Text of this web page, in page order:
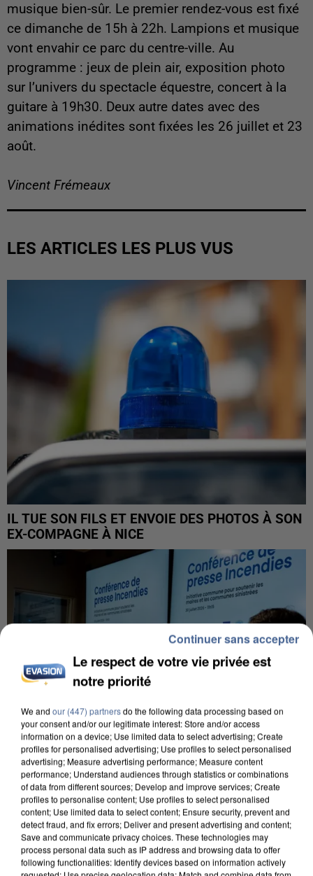
musique bien-sûr. Le premier rendez-vous est fixé
ce dimanche de 15h à 22h. Lampions et musique
vont envahir ce parc du centre-ville. Au
programme : jeux de plein air, exposition photo
sur l’univers du spectacle équestre, concert à la
guitare à 19h30. Deux autre dates avec des
animations inédites sont fixées les 26 juillet et 23
août.
Vincent Frémeaux
LES ARTICLES LES PLUS VUS
IL TUE SON FILS ET ENVOIE DES PHOTOS À SON
EX-COMPAGNE À NICE
INCENDIES : L’ÎLE-DE-FRANCE LANCE UN ÉLAN
DE SOLIDARITÉ AVEC LES...
Le respect de votre vie privée est
notre priorité
We and our (447) partnersdo the following data processing based on
your consent and/or our legitimate interest: Store and/or access
information on a device; Use limited data to select advertising; Create
profiles for personalised advertising; Use profiles to select personalised
advertising; Measure advertising performance; Measure content
performance; Understand audiences through statistics or combinations
of data from different sources; Develop and improve services; Create
profiles to personalise content; Use profiles to select personalised
content; Use limited data to select content; Ensure security, prevent and
detect fraud, and fix errors; Deliver and present advertising and content;
Save and communicate privacy choices. These technologies may
process personal data such as IP address and browsing data to offer
following functionalities: Identify devices based on information actively
Continuer sans accepter